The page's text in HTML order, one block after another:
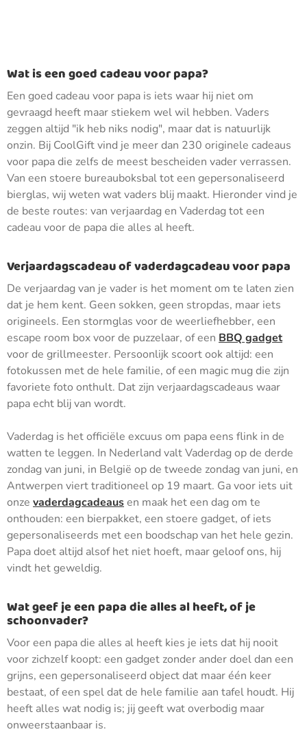
Wat is een goed cadeau voor papa?
Een goed cadeau voor papa is iets waar hij niet om
gevraagd heeft maar stiekem wel wil hebben. Vaders
zeggen altijd "ik heb niks nodig", maar dat is natuurlijk
onzin. Bij CoolGift vind je meer dan 230 originele cadeaus
voor papa die zelfs de meest bescheiden vader verrassen.
Van een stoere bureauboksbal tot een gepersonaliseerd
bierglas, wij weten wat vaders blij maakt. Hieronder vind je
de beste routes: van verjaardag en Vaderdag tot een
cadeau voor de papa die alles al heeft.
Verjaardagscadeau of vaderdagcadeau voor papa
De verjaardag van je vader is het moment om te laten zien
dat je hem kent. Geen sokken, geen stropdas, maar iets
origineels. Een stormglas voor de weerliefhebber, een
escape room box voor de puzzelaar, of een BBQ gadget
voor de grillmeester. Persoonlijk scoort ook altijd: een
fotokussen met de hele familie, of een magic mug die zijn
favoriete foto onthult. Dat zijn verjaardagscadeaus waar
papa echt blij van wordt.
Vaderdag is het officiële excuus om papa eens flink in de
watten te leggen. In Nederland valt Vaderdag op de derde
zondag van juni, in België op de tweede zondag van juni, en
Antwerpen viert traditioneel op 19 maart. Ga voor iets uit
onze vaderdagcadeausen maak het een dag om te
onthouden: een bierpakket, een stoere gadget, of iets
gepersonaliseerds met een boodschap van het hele gezin.
Papa doet altijd alsof het niet hoeft, maar geloof ons, hij
vindt het geweldig.
Wat geef je een papa die alles al heeft, of je
schoonvader?
Voor een papa die alles al heeft kies je iets dat hij nooit
voor zichzelf koopt: een gadget zonder ander doel dan een
grijns, een gepersonaliseerd object dat maar één keer
bestaat, of een spel dat de hele familie aan tafel houdt. Hij
heeft alles wat nodig is; jij geeft wat overbodig maar
onweerstaanbaar is.